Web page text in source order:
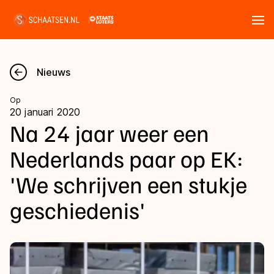
Nieuws
Kalender
Disciplines
Marathon
Langebaan
Inlineskaten
Uitslagen
Langebaan
Shorttrack
Marathon
Tijden & historie
Ranglijsten Langebaan
Nieuws
Op
20 januari 2020
Na 24 jaar weer een
Nederlands paar op EK:
'We schrijven een stukje
geschiedenis'